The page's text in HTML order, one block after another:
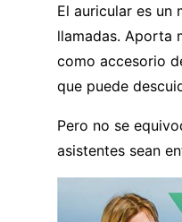
El auricular es
llamadas. Aporta
como accesorio
que puede
Pero no se
asistentes sean